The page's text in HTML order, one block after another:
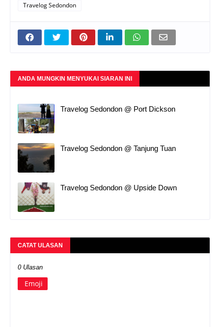
Travelog Sedondon
ANDA MUNGKIN MENYUKAI SIARAN INI
Travelog Sedondon @ Port Dickson
Travelog Sedondon @ Tanjung Tuan
Travelog Sedondon @ Upside Down
CATAT ULASAN
0 Ulasan
Emoji